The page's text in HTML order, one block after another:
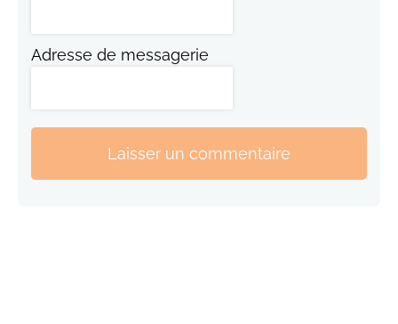
Adresse de messagerie
Laisser un commentaire